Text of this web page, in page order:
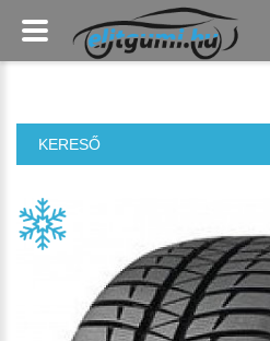
KERESŐ